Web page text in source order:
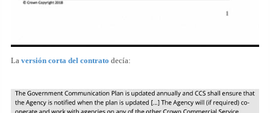
La versión corta del contrato decía: